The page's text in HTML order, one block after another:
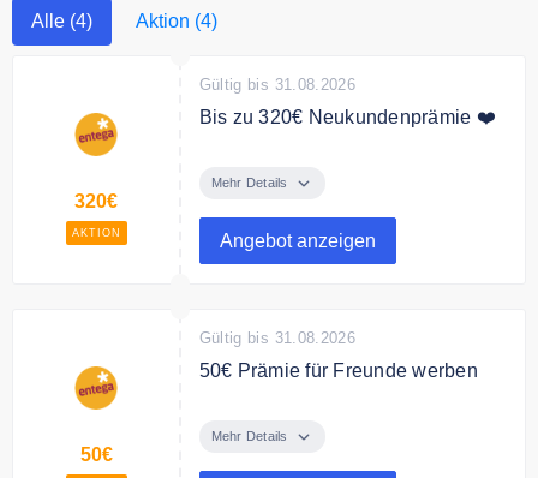
Alle (4) Aktion (4)
320€
AKTION
Gültig bis 31.08.2026
Bis zu 320€ Neukundenprämie ❤️
und bis zu 320 Neukundenprämie
Mehr Details
Angebot anzeigen
50€
Gültig bis 31.08.2026
50€ Prämie für Freunde werben
und 50€ Prämie sichern.
Mehr Details